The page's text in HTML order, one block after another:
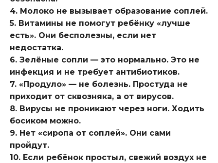
4. Молоко не вызывает образование соплей.
5. Витамины не помогут ребёнку «лучше
есть». Они бесполезны, если нет
недостатка.
6. Зелёные сопли — это нормально. Это не
инфекция и не требует антибиотиков.
7. «Продуло» — не болезнь. Простуда не
приходит от сквозняка, а от вирусов.
8. Вирусы не проникают через ноги. Ходить
босиком можно.
9. Нет «сиропа от соплей». Они сами
пройдут.
10. Если ребёнок простыл, свежий воздух не